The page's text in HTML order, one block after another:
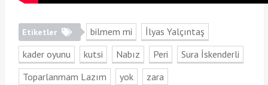
Etiketler bilmem mi
İlyas Yalçıntaş
kader oyunu
kutsi Nabız Peri
Sura İskenderli
Toparlanmam Lazım
yok zara